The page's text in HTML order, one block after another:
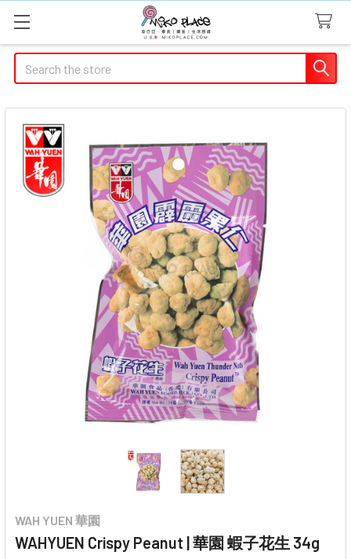
Search
WAH YUEN 華園
WAHYUEN Crispy Peanut | 華園 蝦子花生 34g